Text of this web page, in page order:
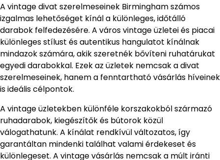
A vintage divat szerelmeseinek Birmingham számos
izgalmas lehetőséget kínál a különleges, időtálló
darabok felfedezésére. A város vintage üzletei és piacai
különleges stílust és autentikus hangulatot kínálnak
mindazok számára, akik szeretnék bővíteni ruhatárukat
egyedi darabokkal. Ezek az üzletek nemcsak a divat
szerelmeseinek, hanem a fenntartható vásárlás híveinek
is ideális célpontok.
A vintage üzletekben különféle korszakokból származó
ruhadarabok, kiegészítők és bútorok közül
válogathatunk. A kínálat rendkívül változatos, így
garantáltan mindenki találhat valami érdekeset és
különlegeset. A vintage vásárlás nemcsak a múlt iránti